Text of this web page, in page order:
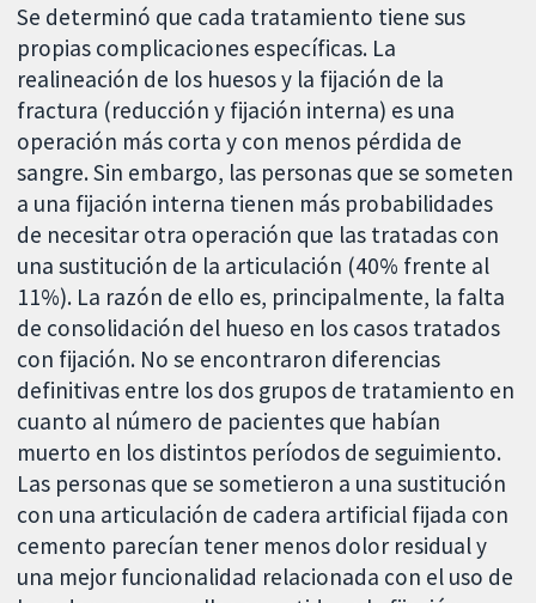
Se determinó que cada tratamiento tiene sus
propias complicaciones específicas. La
realineación de los huesos y la fijación de la
fractura (reducción y fijación interna) es una
operación más corta y con menos pérdida de
sangre. Sin embargo, las personas que se someten
a una fijación interna tienen más probabilidades
de necesitar otra operación que las tratadas con
una sustitución de la articulación (40% frente al
11%). La razón de ello es, principalmente, la falta
de consolidación del hueso en los casos tratados
con fijación. No se encontraron diferencias
definitivas entre los dos grupos de tratamiento en
cuanto al número de pacientes que habían
muerto en los distintos períodos de seguimiento.
Las personas que se sometieron a una sustitución
con una articulación de cadera artificial fijada con
cemento parecían tener menos dolor residual y
una mejor funcionalidad relacionada con el uso de